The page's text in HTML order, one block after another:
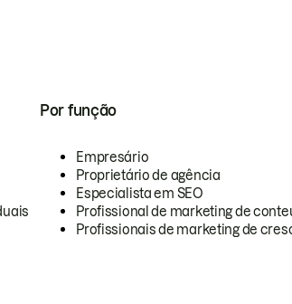
Por função
Empresário
Proprietário de agência
Especialista em SEO
Profissional de marketing de
Profissionais de marketing de